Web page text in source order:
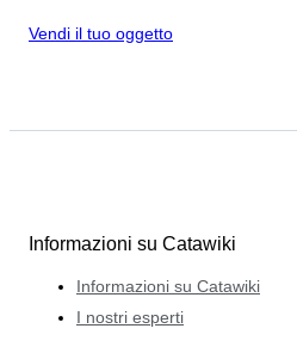
Vendi il tuo oggetto
Informazioni su Catawiki
Informazioni su Catawiki
I nostri esperti